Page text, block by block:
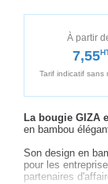
À partir
7,55
Tarif indicatif sans
La bougie GIZA
en bambou
Son design en
pour les
partenaires